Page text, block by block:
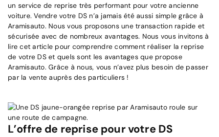
un service de reprise très performant pour votre ancienne
voiture. Vendre votre DS n’a jamais été aussi simple grâce à
Aramisauto. Nous vous proposons une transaction rapide et
sécurisée avec de nombreux avantages. Nous vous invitons à
lire cet article pour comprendre comment réaliser la reprise
de votre DS et quels sont les avantages que propose
Aramisauto. Grâce à nous, vous n’avez plus besoin de passer
par la vente auprès des particuliers !
L’offre de reprise pour votre DS